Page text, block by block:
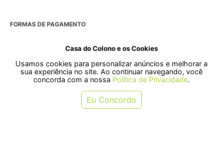
Casa do Colono e os Cookies
Usamos cookies para personalizar anúncios e melhorar a
sua experiência no site. Ao continuar navegando, você
concorda com a nossa Política de Privacidade.
Eu Concordo
FORMAS DE PAGAMENTO
SELOS
Rua Pre. Frederico Hardt, 119 - Centro, Indaial - SC, 89080-018